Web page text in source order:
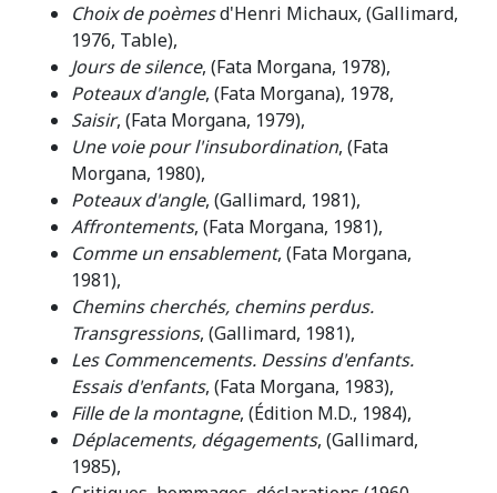
Choix de poèmesd'Henri Michaux, (Gallimard,
1976, Table),
Jours de silence, (Fata Morgana, 1978),
Poteaux d'angle, (Fata Morgana), 1978,
Saisir, (Fata Morgana, 1979),
Une voie pour l'insubordination, (Fata
Morgana, 1980),
Poteaux d'angle, (Gallimard, 1981),
Affrontements, (Fata Morgana, 1981),
Comme un ensablement, (Fata Morgana,
1981),
Chemins cherchés, chemins perdus.
Transgressions, (Gallimard, 1981),
Les Commencements. Dessins d'enfants.
Essais d'enfants, (Fata Morgana, 1983),
Fille de la montagne, (Édition M.D., 1984),
Déplacements, dégagements, (Gallimard,
1985),